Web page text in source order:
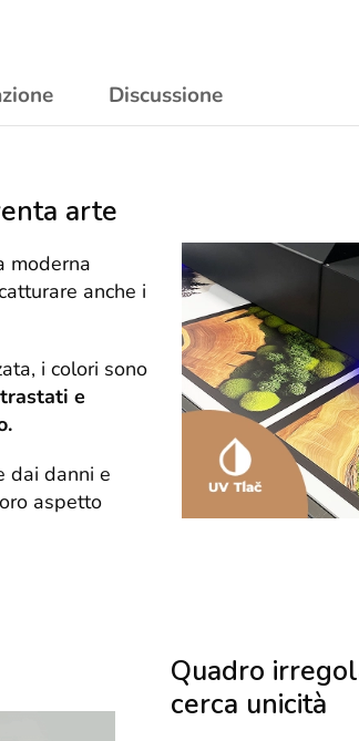
Discussione
arte
moderna
anche i
i colori sono
e
dai danni e
aspetto
Quadro
cerca unicità